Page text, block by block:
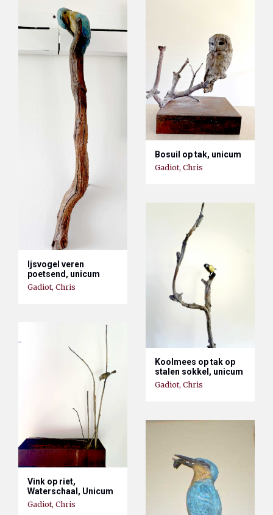
Ijsvogel veren
poetsend, unicum
Gadiot, Chris
Bosuil op tak, unicum
Gadiot, Chris
Koolmees op tak op
stalen sokkel, unicum
Gadiot, Chris
Vink op riet,
Waterschaal, Unicum
Gadiot, Chris